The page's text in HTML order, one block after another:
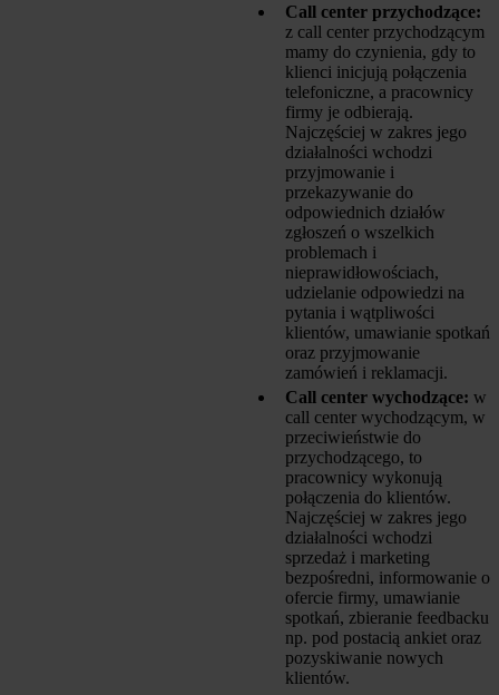
Call center przychodzące:
z call center przychodzącym
mamy do czynienia, gdy to
klienci inicjują połączenia
telefoniczne, a pracownicy
firmy je odbierają.
Najczęściej w zakres jego
działalności wchodzi
przyjmowanie i
przekazywanie do
odpowiednich działów
zgłoszeń o wszelkich
problemach i
nieprawidłowościach,
udzielanie odpowiedzi na
pytania i wątpliwości
klientów, umawianie spotkań
oraz przyjmowanie
zamówień i reklamacji.
Call center wychodzące: w
call center wychodzącym, w
przeciwieństwie do
przychodzącego, to
pracownicy wykonują
połączenia do klientów.
Najczęściej w zakres jego
działalności wchodzi
sprzedaż i marketing
bezpośredni, informowanie o
ofercie firmy, umawianie
spotkań, zbieranie feedbacku
np. pod postacią ankiet oraz
pozyskiwanie nowych
klientów.